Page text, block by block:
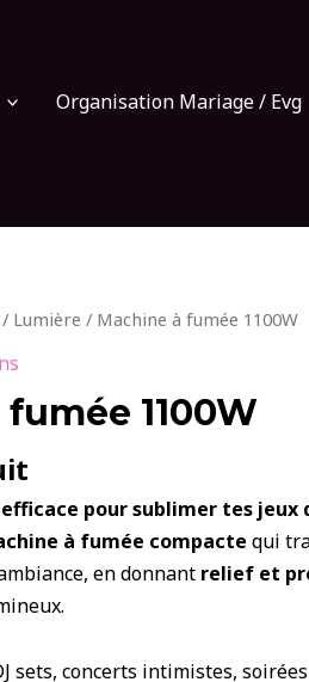
Organisation Mariage / Evg
/ Lumière / Machine à fumée 1100W
1100W
pour sublimer tes jeux
à fumée compacte qui
en donnant relief et
sets, concerts intimistes,